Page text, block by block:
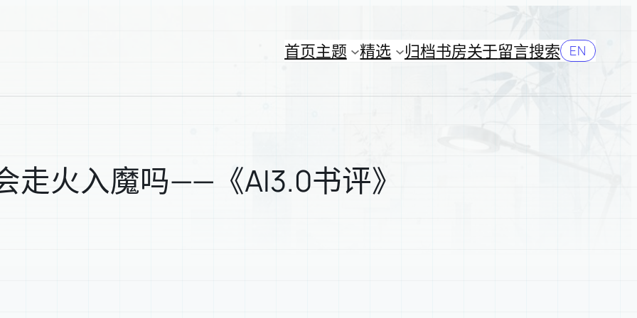
首页主题 精选 归档书房关于留言搜索 EN
走火入魔吗——《AI3.0书评》